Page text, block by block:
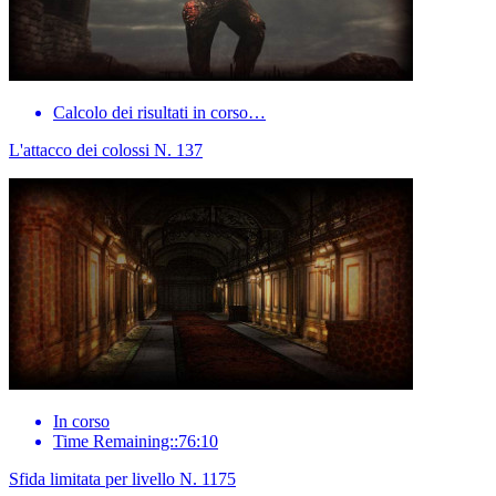
Calcolo dei risultati in corso…
L'attacco dei colossi N. 137
In corso
Time Remaining::76:10
Sfida limitata per livello N. 1175